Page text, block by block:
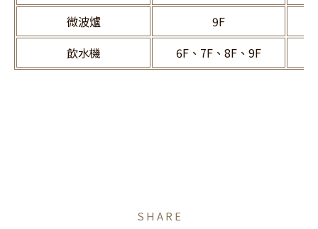
微波爐
9F
飲水機
6F、7F、8F、9F
SHARE